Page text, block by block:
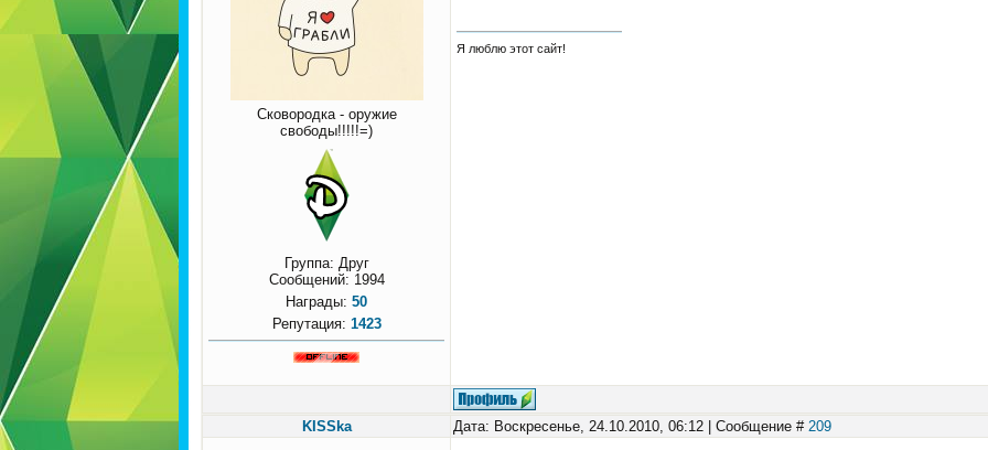
Сковородка - оружие
свободы!!!!!=)
Группа: Друг
Сообщений: 1994
Награды: 50
Репутация: 1423
Я люблю этот сайт!
KISSka Дата: Воскресенье, 24.10.2010, 06:12 | Сообщение # 209